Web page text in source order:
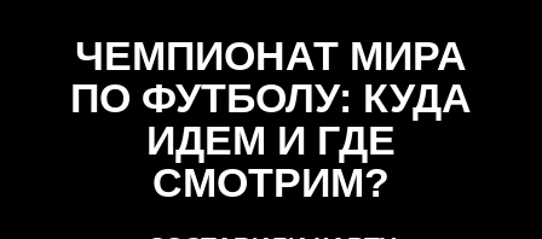
СОСТАВИЛИ КАРТУ
СО ВСЕМИ ТОЧКАМИ
АКТИВНОСТИ
ИДЕМ И ГДЕ
СМОТРИМ?